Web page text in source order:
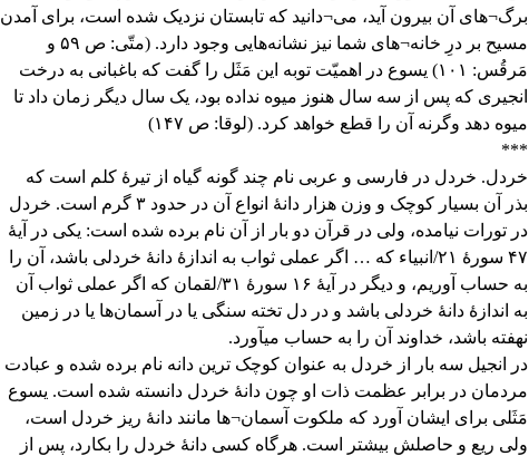
برگ¬های آن بیرون آید، می¬دانید که تابستان نزدیک شده است، برای آمدن
مسیح بر درِ خانه¬های شما نیز نشانه‌هایی وجود دارد. (متّی: ص ۵۹ و
مَرقُس: ۱۰۱) یسوع در اهمیّت توبه این مَثَل را گفت که باغبانی به درخت
انجیری که پس از سه سال هنوز میوه نداده بود، یک سال دیگر زمان داد تا
میوه دهد وگرنه آن را قطع خواهد کرد. (لوقا: ص ۱۴۷)
***
خردل. خردل در فارسی و عربی نام چند گونه گیاه از تیرۀ کلم است که
بذر آن بسیار کوچک و وزن هزار دانۀ انواع آن در حدود ۳ گرم است. خردل
در تورات نیامده، ولی در قرآن دو بار از آن نام برده شده است: یکی در آیۀ
۴۷ سورۀ ۲۱/انبیاء که … اگر عملی ثواب به اندازۀ دانۀ خردلی باشد، آن را
به حساب آوریم، و دیگر در آیۀ ۱۶ سورۀ ۳۱/لقمان که اگر عملی ثواب آن
به اندازۀ دانۀ خردلی باشد و در دل تخته سنگی یا در آسمان‌ها یا در زمین
نهفته باشد، خداوند آن را به حساب می‏آورد.
در انجیل سه بار از خردل به عنوان کوچک ترین دانه نام برده شده و عبادت
مردمان در برابر عظمت ذات او چون دانۀ خردل دانسته شده است. یسوع
مَثَلی برای ایشان آورد که ملکوت آسمان¬ها مانند دانۀ ریز خردل است،
ولی ریع و حاصلش بیشتر است. هرگاه کسی دانۀ خردل را بکارد، پس از